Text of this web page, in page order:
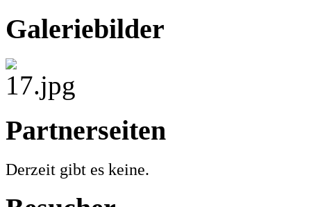
Galeriebilder
Partnerseiten
Derzeit gibt es keine.